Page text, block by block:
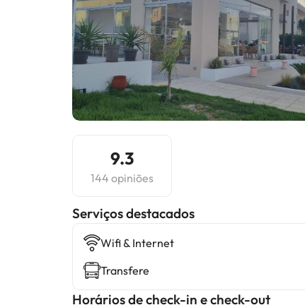
9.3
144 opiniões
Serviços destacados
Wifi & Internet
Transfere
Horários de check-in e check-out